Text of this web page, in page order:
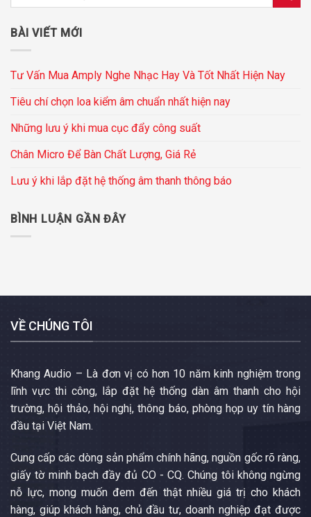
BÀI VIẾT MỚI
Tư Vấn Mua Amply Nghe Nhạc Hay Và Tốt Nhất Hiện Nay
Tiêu chí chọn loa kiểm âm chuẩn nhất hiện nay
Những lưu ý khi mua cục đẩy công suất
Chân Micro Để Bàn Chất Lượng, Giá Rẻ
Lưu ý khi lắp đặt hệ thống âm thanh thông báo
BÌNH LUẬN GẦN ĐÂY
VỀ CHÚNG TÔI
Khang Audio – Là đơn vị có hơn 10 năm kinh nghiệm trong
lĩnh vực thi công, lắp đặt hệ thống dàn âm thanh cho hội
trường, hội thảo, hội nghị, thông báo, phòng họp uy tín hàng
đầu tại Việt Nam.
Cung cấp các dòng sản phẩm chính hãng, nguồn gốc rõ ràng,
giấy tờ minh bạch đầy đủ CO - CQ. Chúng tôi không ngừng
nỗ lực, mong muốn đem đến thật nhiều giá trị cho khách
hàng, giúp khách hàng, chủ đầu tư, doanh nghiệp đạt được